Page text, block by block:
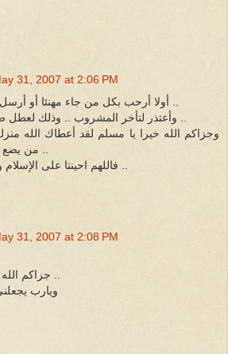
31, 2007 at 2:06 PM
وجزاكم الله خيرا يا مسلم لقد أعطاك الله
31, 2007 at 2:08 PM
ويارب